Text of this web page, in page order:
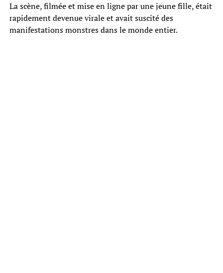
La scène, filmée et mise en ligne par une jeune fille, était
rapidement devenue virale et avait suscité des
manifestations monstres dans le monde entier.